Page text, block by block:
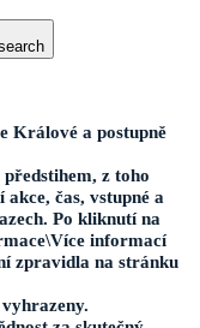
Králové a postupně
z toho
čas, vstupné a
Po kliknutí na
informací
zpravidla na stránku